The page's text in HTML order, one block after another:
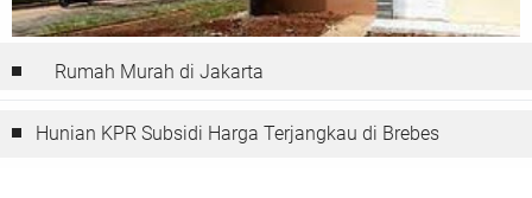
Rumah Murah di Jakarta
Hunian KPR Subsidi Harga Terjangkau di Brebes